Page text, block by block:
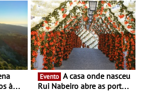
novo
enquanto “Territórios sem
Fronteira”
à
Evento
Rui Nabeiro abre as portas